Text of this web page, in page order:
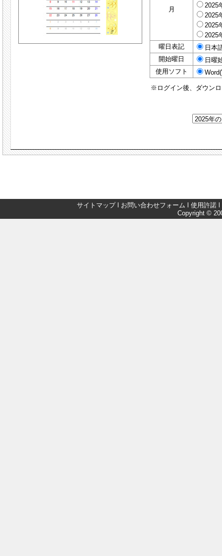
月
2025
2025
2025
2025
曜日表記
日本
開始曜日
日曜
使用ソフト
※ログイン後、ダウン
サイトマップl お問い合わせフォーム 使用許諾
Copyright ©